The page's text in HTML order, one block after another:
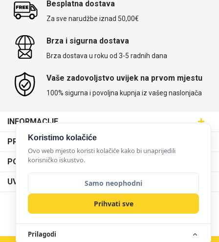
Besplatna dostava
Za sve narudžbe iznad 50,00€
Brza i sigurna dostava
Brza dostava u roku od 3-5 radnih dana
Vaše zadovoljstvo uvijek na prvom mjestu
100% sigurna i povoljna kupnja iz vašeg naslonjača
INFORMACIJE
Maskice.hr - Web trgovina
SVIJET MASKICA d.o.o.
Aleja javora 13, 10000 Zagreb
095 5555 345
prodaja@maskice.hr
PRODAJNA MJESTA
Poslovnica Trešnjevka
Poslovnica Dubrava
Poslovnica Ilica
PODRŠKA
Dostava
O nama
Karijera u maskice.hr
Postani partner
Zakupi franšizu
UVJETI KORIŠTENJA
Klub vjernosti
Obrazac za jednostrani raskid ugovora
NAČINI PLAĆANJA
Koristimo kolačiće
Ovo web mjesto koristi kolačiće kako bi unaprijedili
korisničko iskustvo.
Samo neophodni
Prihvati sve
Prilagodi